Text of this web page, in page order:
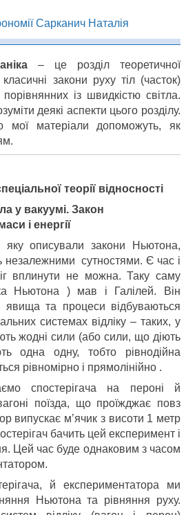
– це розділ теоретичної
закони руху тіл (часток)
із швидкістю світла.
деякі аспекти цього розділу.
мої матеріали допоможуть, як
теорії відносності
у вакуумі. Закон
і енергії
яку описували закони Ньютона,
незалежними сутностями. Є час і
вплинути не можна. Таку саму
Ньютона ) мав і Галілей. Він
явища та процеси відбуваються
системах відліку – таких, у
жодні сили (або сили, що діють
одна одну, тобто рівнодійна
рівномірно і прямолінійно .
спостерігача на пероні й
поїзда, що проїжджає повз
випускає м’ячик з висоти 1 метр
бачить цей експеримент і
Цей час буде однаковим з часом
й експериментатора ми
Ньютона та рівняння руху.